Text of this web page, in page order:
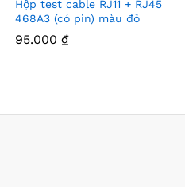
Hộp test cable RJ11 + RJ45
468A3 (có pin) màu đỏ
95.000 ₫